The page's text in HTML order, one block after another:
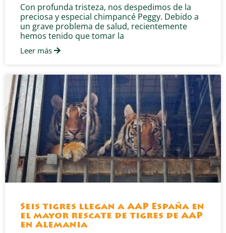
Con profunda tristeza, nos despedimos de la
preciosa y especial chimpancé Peggy. Debido a
un grave problema de salud, recientemente
hemos tenido que tomar la
Leer más
Seis tigres llegan a AAP España en
el mayor rescate de tigres de AAP
en Alemania